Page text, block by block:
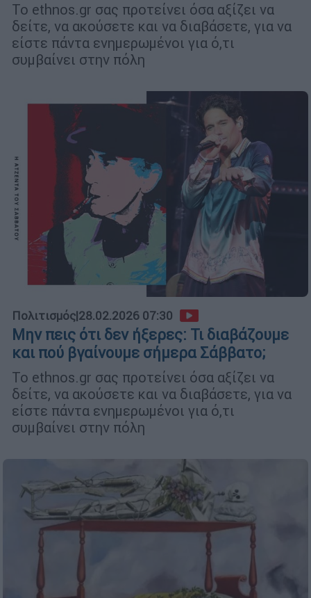
Το ethnos.gr σας προτείνει όσα αξίζει να
δείτε, να ακούσετε και να διαβάσετε, για να
είστε πάντα ενημερωμένοι για ό,τι
συμβαίνει στην πόλη
Πολιτισμός|28.02.2026 07:30
Μην πεις ότι δεν ήξερες: Τι διαβάζουμε
και πού βγαίνουμε σήμερα Σάββατο;
Το ethnos.gr σας προτείνει όσα αξίζει να
δείτε, να ακούσετε και να διαβάσετε, για να
είστε πάντα ενημερωμένοι για ό,τι
συμβαίνει στην πόλη